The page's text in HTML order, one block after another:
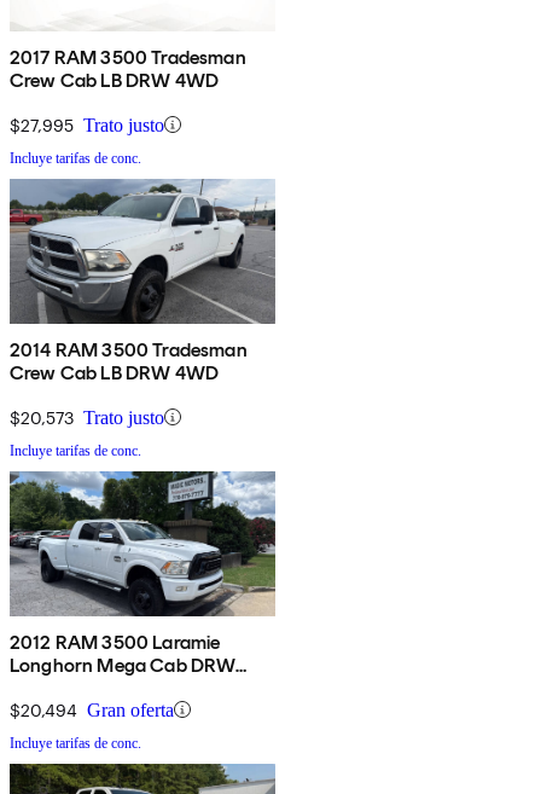
2017 RAM 3500 Tradesman
Crew Cab LB DRW 4WD
$27,995 Trato justo
Incluye tarifas de conc.
2014 RAM 3500 Tradesman
Crew Cab LB DRW 4WD
$20,573 Trato justo
Incluye tarifas de conc.
2012 RAM 3500 Laramie
Longhorn Mega Cab DRW
$20,494 Gran oferta
Incluye tarifas de conc.